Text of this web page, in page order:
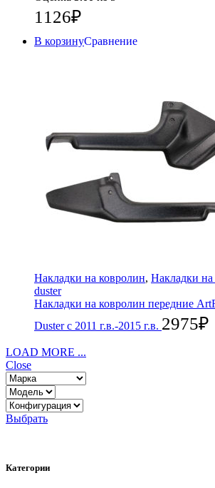
1126₽
В корзинуСравнение
Накладки на ковролин, Накладки на
duster
Накладки на ковролин передние
Duster с 2011 г.в.-2015 г.в. 2975₽
LOAD MORE ...
Close
Выбрать
Категории